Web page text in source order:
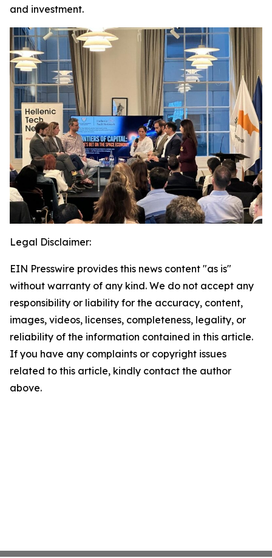
and investment.
Legal Disclaimer:
EIN Presswire provides this news content "as is"
without warranty of any kind. We do not accept any
responsibility or liability for the accuracy, content,
images, videos, licenses, completeness, legality, or
reliability of the information contained in this article.
If you have any complaints or copyright issues
related to this article, kindly contact the author
above.